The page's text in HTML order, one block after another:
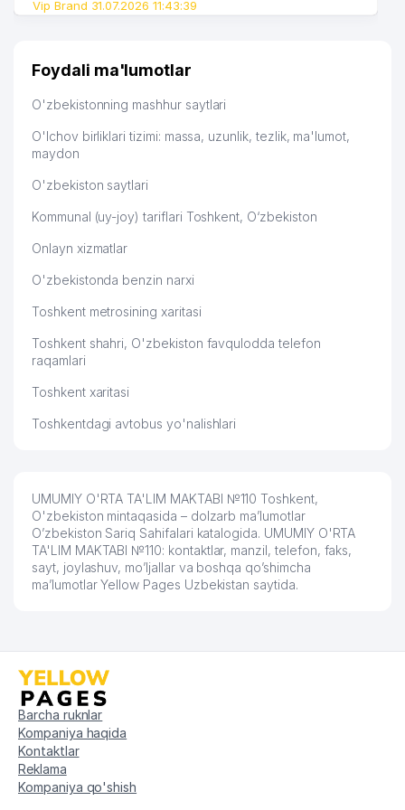
48 ART PRESS CO., LTD. MChJ
TARIX INSTITUTI O'ZBEKISTON
50 GIZA FASHION HOUSE MChJ
SSP-MAROQAND UK
54
AKSIYADORLIK JAMIYATI
BUSINESS BOOK MChJ
56 BADIY KO'RGAZMALAR DIREKSIYASI
57
O'ZBEKISTON RESPUBLIKASI ICHKI
59
O'ZBEKISTON MILLIY AXBOROT
AGENTLIGI - O'zA
60 EKO SPA TRIUMF MChJ
YAKKA TARTIBDAGI TADBIRKOR
63
O'ZBEKISTON RESPUBLIKASI ADLIYA
VAZIRLIGI
64
O'ZBEKISTON RESPUBLIKASI
FANLAR AKADEMIYASI
GENOMIKASI INSTITUTI
Vip Brand 31.07.2026 11:43:39
Foydali ma'lumotlar
O'zbekistonning mashhur saytlari
O'lchov birliklari tizimi: massa, uzunlik, tezlik, ma'lumot,
maydon
O'zbekiston saytlari
Kommunal (uy-joy) tariflari Toshkent, O‘zbekiston
Onlayn xizmatlar
O'zbekistonda benzin narxi
Toshkent metrosining xaritasi
Toshkent shahri, O'zbekiston favqulodda telefon
raqamlari
Toshkent xaritasi
Toshkentdagi avtobus yo'nalishlari
UMUMIY O'RTA TA'LIM MAKTABI №110 Toshkent,
O'zbekiston mintaqasida – dolzarb ma’lumotlar
O’zbekiston Sariq Sahifalari katalogida. UMUMIY O'RTA
TA'LIM MAKTABI №110: kontaktlar, manzil, telefon, faks,
sayt, joylashuv, mo’ljallar va boshqa qo’shimcha
ma’lumotlar Yellow Pages Uzbekistan saytida.
Barcha ruknlar
Kompaniya haqida
Kontaktlar
Reklama
Kompaniya qo'shish